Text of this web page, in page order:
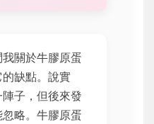
關於牛膠原蛋
缺點。說實
子，但後來發
略。牛膠原蛋